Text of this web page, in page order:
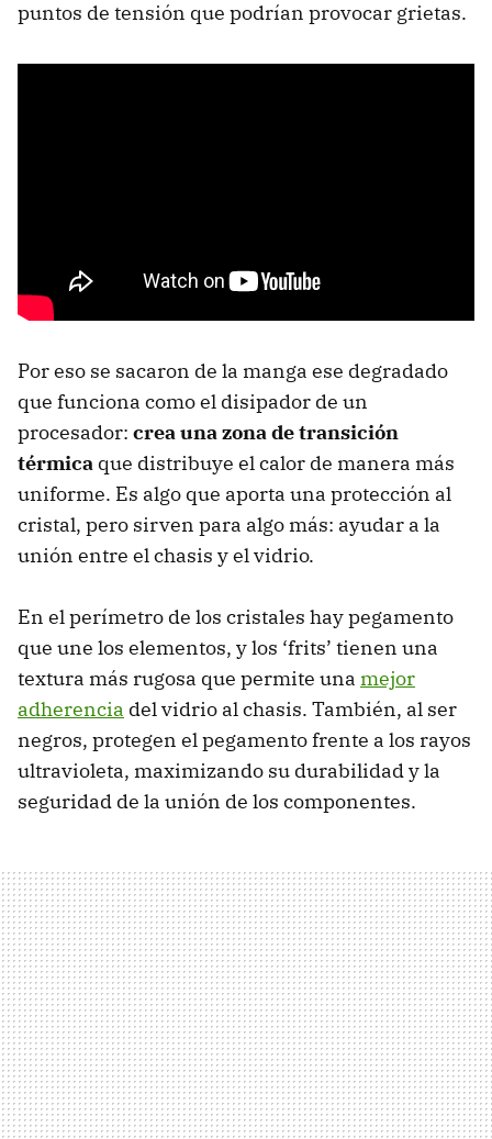
puntos de tensión que podrían provocar grietas.
Por eso se sacaron de la manga ese degradado
que funciona como el disipador de un
procesador: crea una zona de transición
térmica que distribuye el calor de manera más
uniforme. Es algo que aporta una protección al
cristal, pero sirven para algo más: ayudar a la
unión entre el chasis y el vidrio.
En el perímetro de los cristales hay pegamento
que une los elementos, y los ‘frits’ tienen una
textura más rugosa que permite una mejor
adherencia del vidrio al chasis. También, al ser
negros, protegen el pegamento frente a los rayos
ultravioleta, maximizando su durabilidad y la
seguridad de la unión de los componentes.